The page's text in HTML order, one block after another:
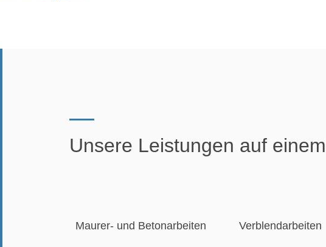
Unsere Leistungen auf
Maurer- und Betonarbeiten Verblendarbeiten